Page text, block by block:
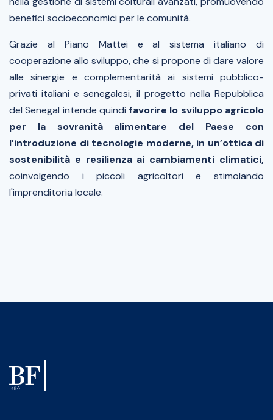
benefici socioeconomici per le comunità.
Grazie al Piano Mattei e al sistema italiano di
cooperazione allo sviluppo, che si propone di dare valore
alle sinergie e complementarità ai sistemi pubblico-
privati italiani e senegalesi, il progetto nella Repubblica
del Senegal intende quindifavorire lo sviluppo agricolo
per la sovranità alimentare del Paese con
l’introduzione di tecnologie moderne, in un’ottica di
sostenibilità e resilienza ai cambiamenti climatici,
coinvolgendo i piccoli agricoltori e stimolando
l'imprenditoria locale.